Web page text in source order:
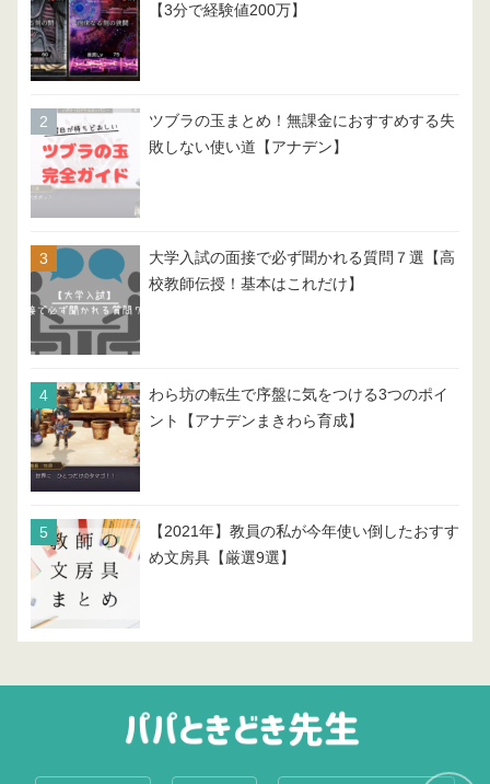
【3分で経験値200万】
ツブラの玉まとめ！無課金におすすめする失
敗しない使い道【アナデン】
大学入試の面接で必ず聞かれる質問７選【高
校教師伝授！基本はこれだけ】
わら坊の転生で序盤に気をつける3つのポイ
ント【アナデンまきわら育成】
【2021年】教員の私が今年使い倒したおすす
め文房具【厳選9選】